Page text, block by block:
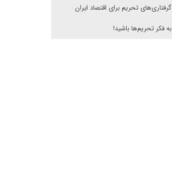
گرفتاری‌های تحریم برای اقتصاد ایران
به فکر تحریم‌ها باشید!